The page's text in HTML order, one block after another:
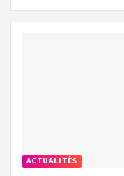
ACTUALITÉS